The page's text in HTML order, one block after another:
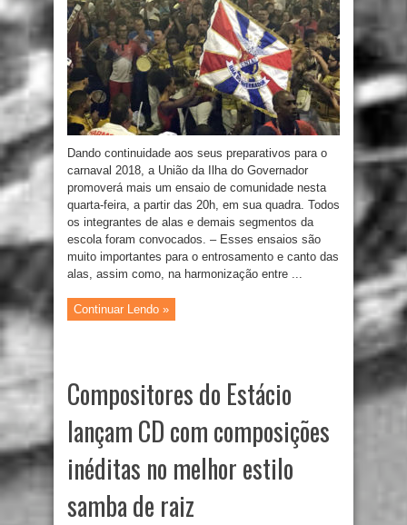
Dando continuidade aos seus preparativos para o
carnaval 2018, a União da Ilha do Governador
promoverá mais um ensaio de comunidade nesta
quarta-feira, a partir das 20h, em sua quadra. Todos
os integrantes de alas e demais segmentos da
escola foram convocados. – Esses ensaios são
muito importantes para o entrosamento e canto das
alas, assim como, na harmonização entre ...
Continuar Lendo »
Compositores do Estácio
lançam CD com composições
inéditas no melhor estilo
samba de raiz